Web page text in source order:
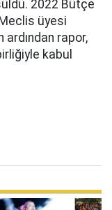
2022 Bütçe
üyesi
ardından rapor,
kabul